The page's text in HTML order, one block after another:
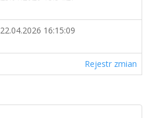
22.04.2026 16:15:09
Rejestr zmian